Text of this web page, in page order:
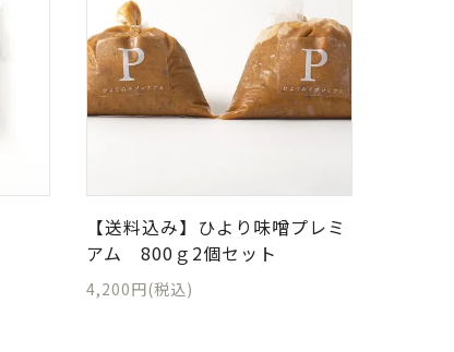
【送料込み】ひより味噌プレミ
アム 800ｇ2個セット
4,200円(税込)